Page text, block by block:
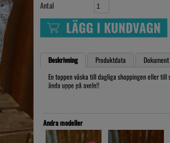
Antal
Beskrivning Produktdata
Dokument
En toppen väska till dagliga shoppingen eller
ända uppe på axeln!!
Höjd:
Bredd: 10cm
Artikelnr: BANVÄS21
Andra modeller